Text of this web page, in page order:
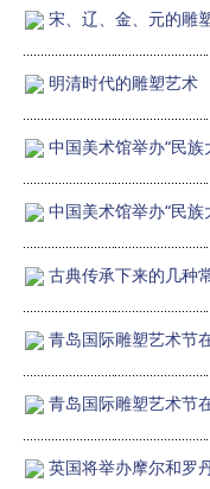
宋、辽、金、元的雕
明清时代的雕塑艺术
中国美术馆举办“民
中国美术馆举办“民
古典传承下来的几种
青岛国际雕塑艺术节
青岛国际雕塑艺术节
英国将举办摩尔和罗